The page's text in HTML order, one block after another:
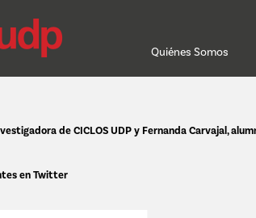
Quiénes Somos
de CICLOS UDP y Fernanda Carvajal,
en Twitter